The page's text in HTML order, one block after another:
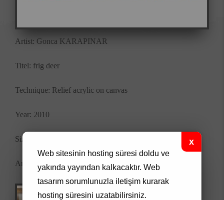
Artist: Gonca KARAPINAR
Titel: frig deer
Technique: Relief acrylic on canvas
Year: 2010
Size: 70x100 cm
Artwork Code: 00100
Web sitesinin hosting süresi doldu ve
yakında yayından kalkacaktır. Web
tasarımsorumlunuzla iletişim kurarak
hosting süresini uzatabilirsiniz.